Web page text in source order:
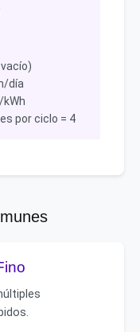
día
kWh
por ciclo = 4